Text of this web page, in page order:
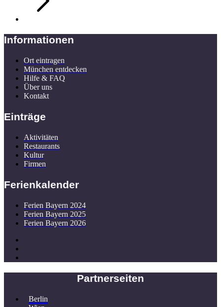
Informationen
Ort eintragen
München entdecken
Hilfe & FAQ
Über uns
Kontakt
Einträge
Aktivitäten
Restaurants
Kultur
Firmen
Ferienkalender
Ferien Bayern 2024
Ferien Bayern 2025
Ferien Bayern 2026
Partnerseiten
Berlin